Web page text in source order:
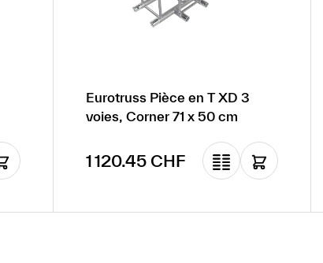
Eurotruss Pièce en T XD 3
voies, Corner 71 x 50 cm
Prix régulier :
1 120.45 CHF